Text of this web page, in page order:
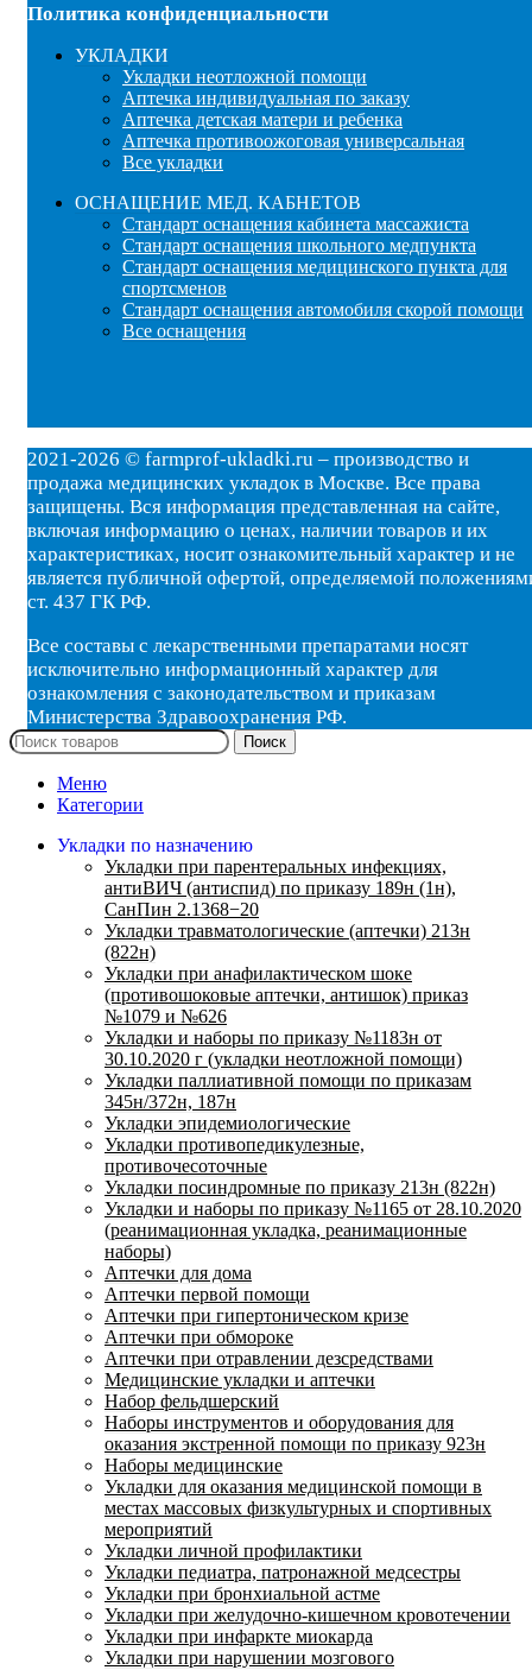
Политика конфиденциальности
УКЛАДКИ
Укладки неотложной помощи
Аптечка индивидуальная по заказу
Аптечка детская матери и ребенка
Аптечка противоожоговая универсальная
Все укладки
ОСНАЩЕНИЕ МЕД. КАБНЕТОВ
Стандарт оснащения кабинета массажиста
Стандарт оснащения школьного медпункта
Стандарт оснащения медицинского пункта для
спортсменов
Стандарт оснащения автомобиля скорой помощи
Все оснащения
2021-2026 © farmprof-ukladki.ru – производство и
продажа медицинских укладок в Москве. Все права
защищены. Вся информация представленная на сайте,
включая информацию о ценах, наличии товаров и их
характеристиках, носит ознакомительный характер и не
является публичной офертой, определяемой
ст. 437 ГК РФ.
Все составы с лекарственными препаратами носят
исключительно информационный характер для
ознакомления с законодательством и приказам
Министерства Здравоохранения РФ.
Поиск
Меню
Категории
Укладки по назначению
Укладки при парентеральных инфекциях,
антиВИЧ (антиспид) по приказу 189н (1н),
СанПин 2.1368−20
Укладки травматологические (аптечки) 213н
(822н)
Укладки при анафилактическом шоке
(противошоковые аптечки, антишок) приказ
№1079 и №626
Укладки и наборы по приказу №1183н от
30.10.2020 г (укладки неотложной помощи)
Укладки паллиативной помощи по приказам
345н/372н, 187н
Укладки эпидемиологические
Укладки противопедикулезные,
противочесоточные
Укладки посиндромные по приказу 213н (822н)
Укладки и наборы по приказу №1165 от 28.10.2020
(реанимационная укладка, реанимационные
наборы)
Аптечки для дома
Аптечки первой помощи
Аптечки при гипертоническом кризе
Аптечки при обмороке
Аптечки при отравлении дезсредствами
Медицинские укладки и аптечки
Набор фельдшерский
Наборы инструментов и оборудования для
оказания экстренной помощи по приказу 923н
Наборы медицинские
Укладки для оказания медицинской помощи в
местах массовых физкультурных и спортивных
мероприятий
Укладки личной профилактики
Укладки педиатра, патронажной медсестры
Укладки при бронхиальной астме
Укладки при желудочно-кишечном кровотечении
Укладки при инфаркте миокарда
Укладки при нарушении мозгового